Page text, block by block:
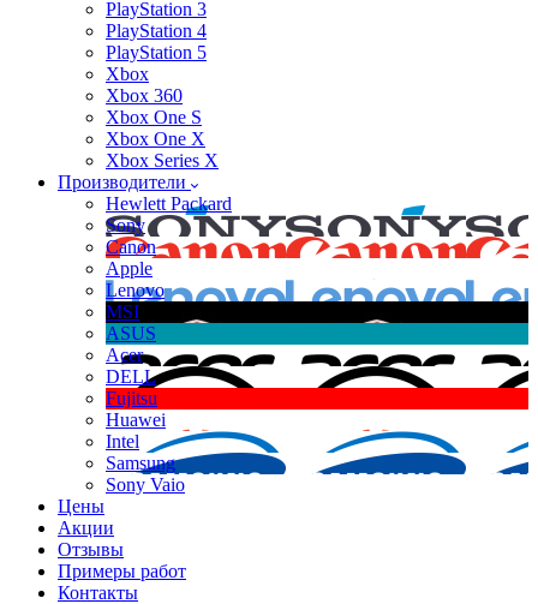
PlayStation 3
PlayStation 4
PlayStation 5
Xbox
Xbox 360
Xbox One S
Xbox One X
Xbox Series X
Производители
Hewlett Packard
Sony
Canon
Apple
Lenovo
MSI
ASUS
Acer
DELL
Fujitsu
Huawei
Intel
Samsung
Sony Vaio
Цены
Акции
Отзывы
Примеры работ
Контакты